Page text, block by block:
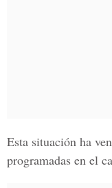
Esta situación ha
programadas en el